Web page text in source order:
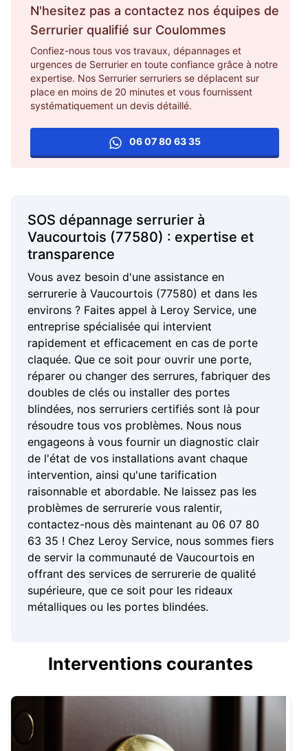
N'hesitez pas a contactez nos équipes de
Serrurier qualifié sur Coulommes
Confiez-nous tous vos travaux, dépannages et
urgences de Serrurier en toute confiance grâce à notre
expertise. Nos Serrurier serruriers se déplacent sur
place en moins de 20 minutes et vous fournissent
systématiquement un devis détaillé.
06 07 80 63 35
SOS dépannage serrurier à
Vaucourtois (77580) : expertise et
transparence
Vous avez besoin d'une assistance en
serrurerie à Vaucourtois (77580) et dans les
environs ? Faites appel à Leroy Service, une
entreprise spécialisée qui intervient
rapidement et efficacement en cas de porte
claquée. Que ce soit pour ouvrir une porte,
réparer ou changer des serrures, fabriquer des
doubles de clés ou installer des portes
blindées, nos serruriers certifiés sont là pour
résoudre tous vos problèmes. Nous nous
engageons à vous fournir un diagnostic clair
de l'état de vos installations avant chaque
intervention, ainsi qu'une tarification
raisonnable et abordable. Ne laissez pas les
problèmes de serrurerie vous ralentir,
contactez-nous dès maintenant au 06 07 80
63 35 ! Chez Leroy Service, nous sommes fiers
de servir la communauté de Vaucourtois en
offrant des services de serrurerie de qualité
supérieure, que ce soit pour les rideaux
métalliques ou les portes blindées.
Interventions courantes